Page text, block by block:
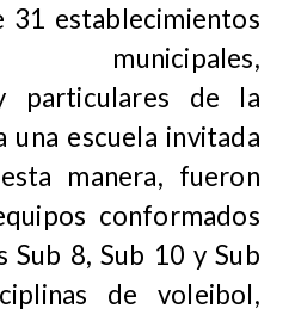
31 establecimientos
municipales,
particulares de la
una escuela invitada
manera, fueron
conformados
Sub 8, Sub 10 y Sub
de voleibol,